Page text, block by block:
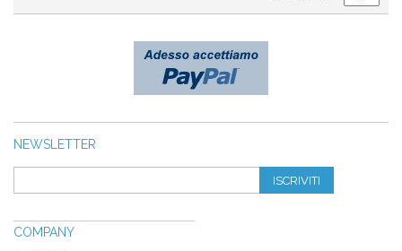
NEWSLETTER
ISCRIVITI
COMPANY